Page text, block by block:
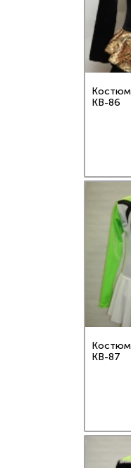
Костюм
KB-86
Костюм
KB-87